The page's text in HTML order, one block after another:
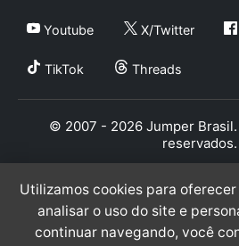
Youtube X/Twitter
TikTok Threads
© 2007 - 2026 Jumper
reservados.
Utilizamos cookies para
analisar o uso do site e
continuar navegando, você